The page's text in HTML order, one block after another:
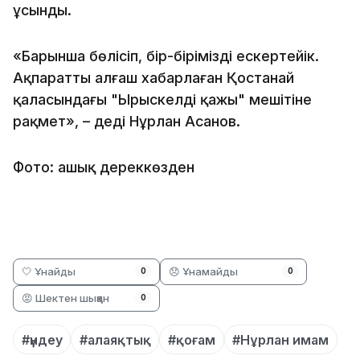
ұсынды.
«Барынша бөлісіп, бір-бірімізді ескертейік.
Ақпаратты алғаш хабарлаған Қостанай
қаласындағы "Ырыскелді қажы" мешітіне
рақмет», – деді Нұрлан Асанов.
Фото: ашық дереккөзден
🤍 Ұнайды 0 😞 Ұнамайды 0
😡 Шектен шыққан 0
#үндеу #алаяқтық #қоғам #Нұрлан имам